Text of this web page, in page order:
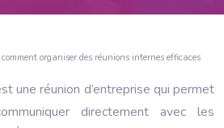
organiser des réunions internes efficaces
une réunion d’entreprise qui permet
directement avec les